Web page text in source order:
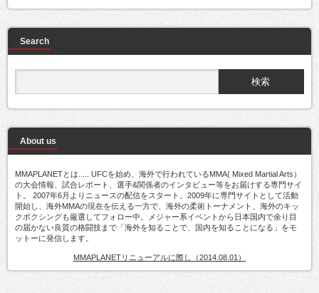
Search
About us
MMAPLANETとは..... UFCを始め、海外で行われているMMA( Mixed Martial Arts）
の大会情報、試合レポート、選手&関係者のインタビュー等をお届けする専門サイ
ト。 2007年6月よりニュースの配信をスタート。2009年に専門サイトとして活動
開始し、海外MMAの現在を伝える一方で、海外の柔術トーナメント、海外のキッ
クボクシングも厳選してフォロー中。メジャー系イベントから日本国内で余り目
の届かない良質の格闘技まで「海外を知ることで、国内を知ることになる」をモ
ットーに発信します。
MMAPLANETリニューアルに際し（2014.08.01）